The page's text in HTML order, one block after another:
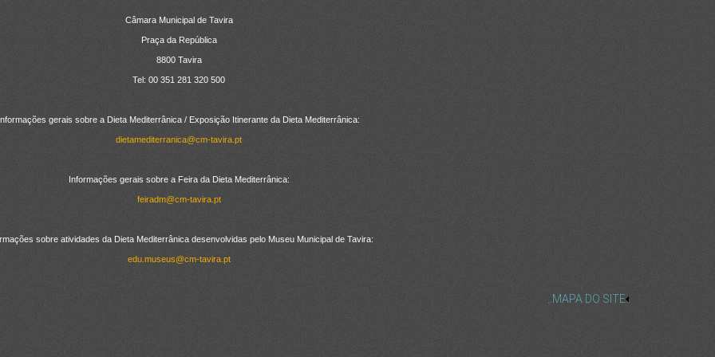
Câmara Municipal de Tavira
Praça da República
8800 Tavira
Tel: 00 351 281 320 500
gerais sobre a Dieta Mediterrânica / Exposição Itinerante da Dieta Mediterrânica:
dietamediterranica@cm-tavira.pt
Informações gerais sobre a Feira da Dieta Mediterrânica:
feiradm@cm-tavira.pt
sobre atividades da Dieta Mediterrânica desenvolvidas pelo Museu Municipal de Tavira:
edu.museus@cm-tavira.pt
..MAPA DO SITE..